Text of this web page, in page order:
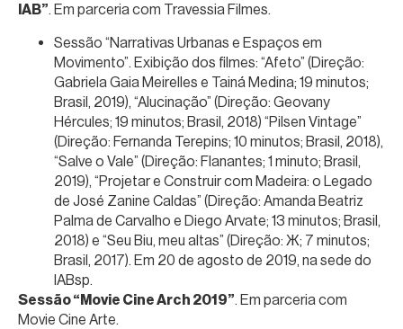
IAB”. Em parceria com Travessia Filmes.
Sessão “Narrativas Urbanas e Espaços em
Movimento”. Exibição dos filmes: “Afeto” (Direção:
Gabriela Gaia Meirelles e Tainá Medina; 19 minutos;
Brasil, 2019), “Alucinação” (Direção: Geovany
Hércules; 19 minutos; Brasil, 2018) “Pilsen Vintage”
(Direção: Fernanda Terepins; 10 minutos; Brasil, 2018),
“Salve o Vale” (Direção: Flanantes; 1 minuto; Brasil,
2019), “Projetar e Construir com Madeira: o Legado
de José Zanine Caldas” (Direção: Amanda Beatriz
Palma de Carvalho e Diego Arvate; 13 minutos; Brasil,
2018) e “Seu Biu, meu altas” (Direção: Ж; 7 minutos;
Brasil, 2017). Em 20 de agosto de 2019, na sede do
IABsp.
Sessão “Movie Cine Arch 2019”. Em parceria com
Movie Cine Arte.